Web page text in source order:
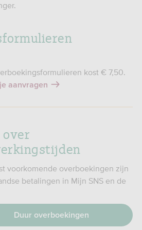
kost € 7,50.
aanvragen
over
voorkomende overboekingen zijn
betalingen in Mijn SNS en de
Duur overboekingen